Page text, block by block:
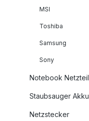
MSI
Toshiba
Samsung
Sony
Notebook Netzteil
Staubsauger Akku
Netzstecker